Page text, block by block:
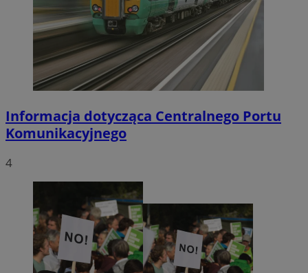
Informacja dotycząca Centralnego Portu
Komunikacyjnego
4